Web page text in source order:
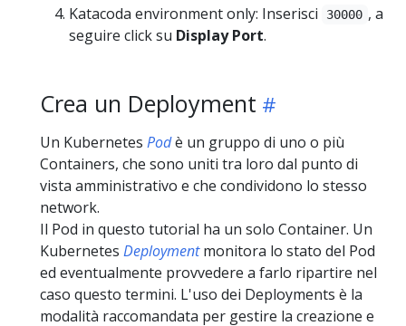
Katacoda environment only: Inserisci
30000 , a
seguire click su Display Port.
Crea un Deployment
Un Kubernetes Podè un gruppo di uno o più
Containers, che sono uniti tra loro dal punto di
vista amministrativo e che condividono lo stesso
network.
Il Pod in questo tutorial ha un solo Container. Un
Kubernetes Deploymentmonitora lo stato del Pod
ed eventualmente provvedere a farlo ripartire nel
caso questo termini. L'uso dei Deployments è la
modalità raccomandata per gestire la creazione e